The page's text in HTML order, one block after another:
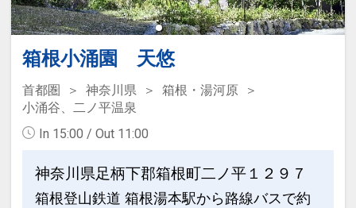
欄、またはご予約後「マイページ」に、
記念日の内容（誕生日・結婚記念日等）
をご記入ください。
設定期間：2026年4月1日～2026年11月
30日
インターネットコース番号：DP-1-
17261651
箱根小涌園 天悠
首都圏 神奈川県
箱根・湯河原
小涌谷、二ノ平温泉
In 15:00 / Out 11:00
神奈川県足柄下郡箱根町二ノ平１２９７
箱根登山鉄道 箱根湯本駅から路線バスで約